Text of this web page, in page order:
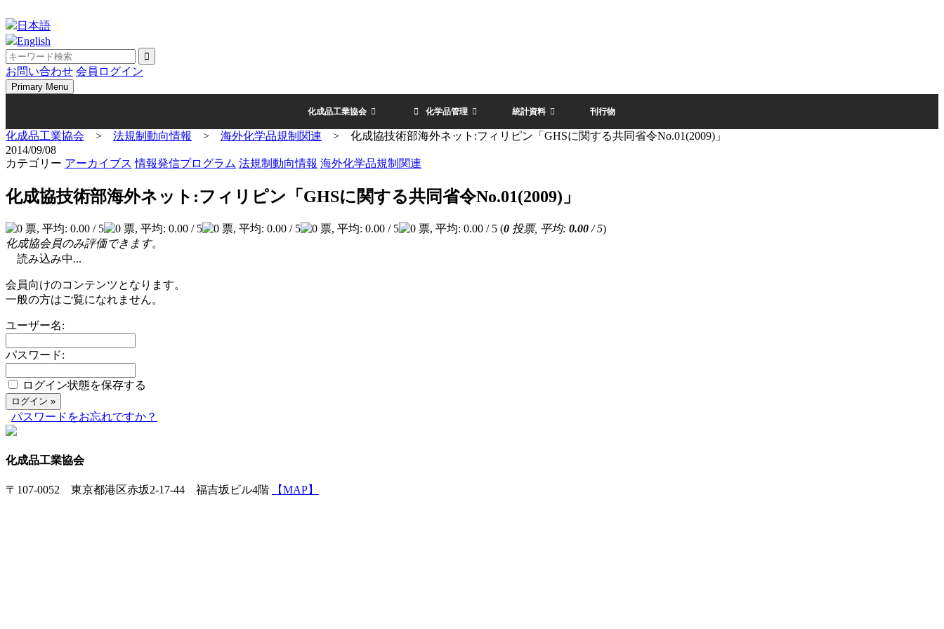
to
content
日本語
English
お問い合わせ 会員ログイン
Primary Menu
化成品工業協会 化学品管理 統計資料 刊行物
化成品工業協会 > 法規制動向情報 > 海外化学品規制関連 > 化成協技術部海外ネット:フィリピン「GHSに関する共同省令No.01(2009)」
2014/09/08
カテゴリー アーカイブス 情報発信プログラム 法規制動向情報 海外化学品規制関連
化成協技術部海外ネット:フィリピン「GHSに関する共同省令No.01(2009)」
(0 投票, 平均: 0.00 / 5)
化成協会員のみ評価できます。
読み込み中...
会員向けのコンテンツとなります。
一般の方はご覧になれません。
ユーザー名:
パスワード:
ログイン状態を保存する
パスワードをお忘れですか？
化成品工業協会
〒107-0052 東京都港区赤坂2-17-44 福吉坂ビル4階 【MAP】